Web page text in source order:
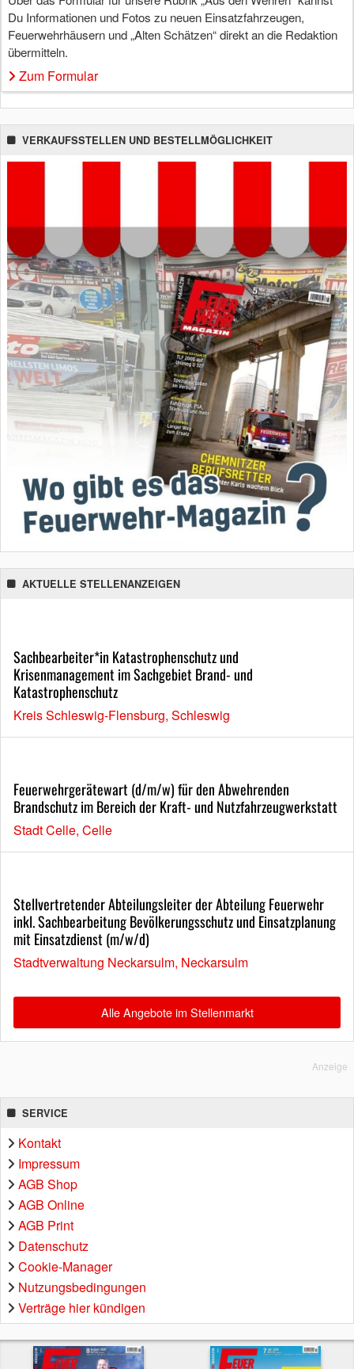
Du Informationen und Fotos zu neuen Einsatzfahrzeugen,
Feuerwehrhäusern und „Alten Schätzen“ direkt an die Redaktion
übermitteln.
Zum Formular
VERKAUFSSTELLEN UND BESTELLMÖGLICHKEIT
AKTUELLE STELLENANZEIGEN
Sachbearbeiter*in Katastrophenschutz und
Krisenmanagement im Sachgebiet Brand- und
Katastrophenschutz
Kreis Schleswig-Flensburg, Schleswig
Feuerwehrgerätewart (d/m/w) für den Abwehrenden
Brandschutz im Bereich der Kraft- und Nutzfahrzeugwerkstatt
Stadt Celle, Celle
Stellvertretender Abteilungsleiter der Abteilung Feuerwehr
inkl. Sachbearbeitung Bevölkerungsschutz und Einsatzplanung
mit Einsatzdienst (m/w/d)
Stadtverwaltung Neckarsulm, Neckarsulm
Alle Angebote im Stellenmarkt
Anzeige
SERVICE
Kontakt
Impressum
AGB Shop
AGB Online
AGB Print
Datenschutz
Cookie-Manager
Nutzungsbedingungen
Verträge hier kündigen